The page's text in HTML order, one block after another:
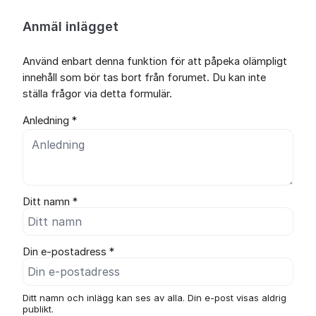
Anmäl inlägget
Använd enbart denna funktion för att påpeka olämpligt
innehåll som bör tas bort från forumet. Du kan inte
ställa frågor via detta formulär.
Anledning *
Ditt namn *
Din e-postadress *
Ditt namn och inlägg kan ses av alla. Din e-post visas aldrig
publikt.